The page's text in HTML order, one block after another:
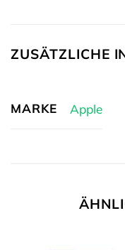
ZUSÄTZLICHE
MARKE Apple